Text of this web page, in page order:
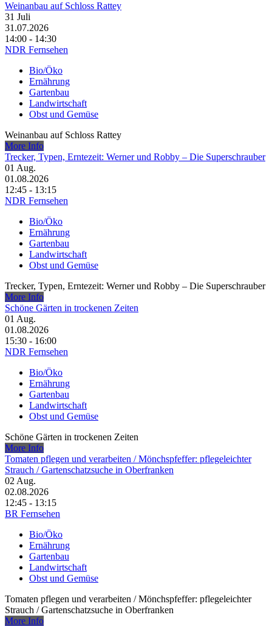
Weinanbau auf Schloss Rattey
31 Juli
31.07.2026
14:00 - 14:30
NDR Fernsehen
Bio/Öko
Ernährung
Gartenbau
Landwirtschaft
Obst und Gemüse
Weinanbau auf Schloss Rattey
More Info
Trecker, Typen, Erntezeit: Werner und Robby – Die Superschrauber
01 Aug.
01.08.2026
12:45 - 13:15
NDR Fernsehen
Bio/Öko
Ernährung
Gartenbau
Landwirtschaft
Obst und Gemüse
Trecker, Typen, Erntezeit: Werner und Robby – Die Superschrauber
More Info
Schöne Gärten in trockenen Zeiten
01 Aug.
01.08.2026
15:30 - 16:00
NDR Fernsehen
Bio/Öko
Ernährung
Gartenbau
Landwirtschaft
Obst und Gemüse
Schöne Gärten in trockenen Zeiten
More Info
Tomaten pflegen und verarbeiten /​ Mönchspfeffer: pflegeleichter
Strauch /​ Gartenschatzsuche in Oberfranken
02 Aug.
02.08.2026
12:45 - 13:15
BR Fernsehen
Bio/Öko
Ernährung
Gartenbau
Landwirtschaft
Obst und Gemüse
Tomaten pflegen und verarbeiten /​ Mönchspfeffer: pflegeleichter
Strauch /​ Gartenschatzsuche in Oberfranken
More Info